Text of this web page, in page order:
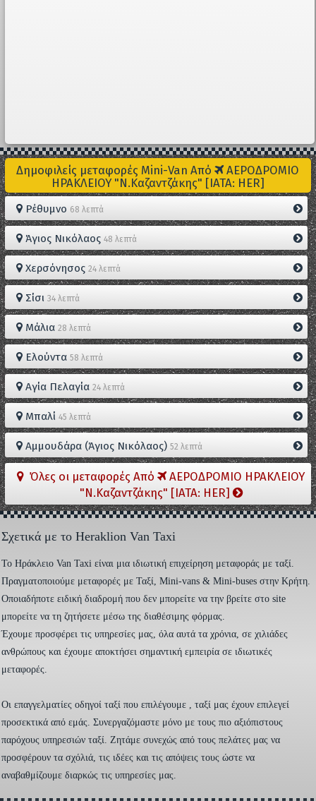
Δημοφιλείς μεταφορές Mini-Van Από
ΑΕΡΟΔΡΟΜΙΟ
ΗΡΑΚΛΕΙΟΥ "Ν.Καζαντζάκης" [IATA: HER]
Ρέθυμνο 68 λεπτά
Άγιος Νικόλαος 48 λεπτά
Χερσόνησος 24 λεπτά
Σίσι 34 λεπτά
Μάλια 28 λεπτά
Ελούντα 58 λεπτά
Αγία Πελαγία 24 λεπτά
Μπαλί 45 λεπτά
Αμμουδάρα (Άγιος Νικόλαος) 52 λεπτά
Όλες οι μεταφορές Από
ΑΕΡΟΔΡΟΜΙΟ ΗΡΑΚΛΕΙΟΥ
"Ν.Καζαντζάκης" [IATA: HER]
Σχετικά με το Heraklion Van Taxi
To Ηράκλειο Van Taxi είναι μια ιδιωτική επιχείρηση μεταφοράς με ταξί.
Πραγματοποιούμε μεταφορές με Ταξί, Mini-vans & Mini-buses στην Κρήτη.
Οποιαδήποτε ειδική διαδρομή που δεν μπορείτε να την βρείτε στο site
μπορείτε να τη ζητήσετε μέσω της διαθέσιμης φόρμας.
Έχουμε προσφέρει τις υπηρεσίες μας, όλα αυτά τα χρόνια, σε χιλιάδες
ανθρώπους και έχουμε αποκτήσει σημαντική εμπειρία σε ιδιωτικές
μεταφορές.
Οι επαγγελματίες οδηγοί ταξί που επιλέγουμε , ταξί μας έχουν επιλεγεί
προσεκτικά από εμάς. Συνεργαζόμαστε μόνο με τους πιο αξιόπιστους
παρόχους υπηρεσιών ταξί. Ζητάμε συνεχώς από τους πελάτες μας να
προσφέρουν τα σχόλιά, τις ιδέες και τις απόψεις τους ώστε να
αναβαθμίζουμε διαρκώς τις υπηρεσίες μας.